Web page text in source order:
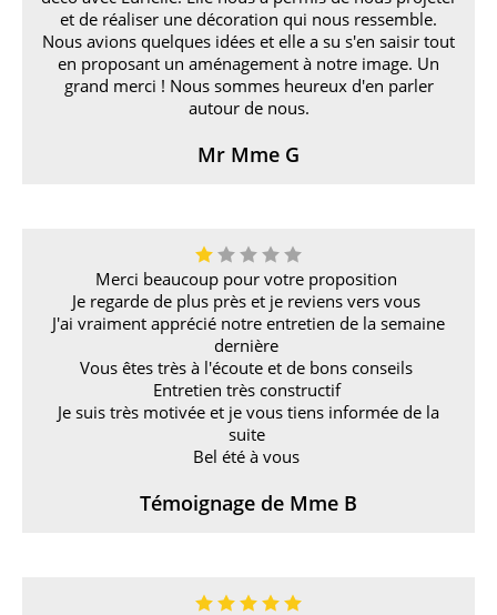
et de réaliser une décoration qui nous ressemble.
Nous avions quelques idées et elle a su s'en saisir tout
en proposant un aménagement à notre image. Un
grand merci ! Nous sommes heureux d'en parler
autour de nous.
Mr Mme G
Merci beaucoup pour votre proposition
Je regarde de plus près et je reviens vers vous
J'ai vraiment apprécié notre entretien de la semaine
dernière
Vous êtes très à l'écoute et de bons conseils
Entretien très constructif
Je suis très motivée et je vous tiens informée de la
suite
Bel été à vous
Témoignage de Mme B